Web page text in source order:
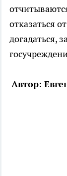
отказаться
догадаться,
Автор: